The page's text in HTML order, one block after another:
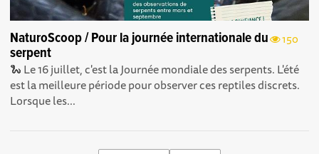
150
NaturoScoop / Pour la journée internationale du
serpent
🐍 Le 16 juillet, c'est la Journée mondiale des serpents. L'été
est la meilleure période pour observer ces reptiles discrets.
Lorsque les...